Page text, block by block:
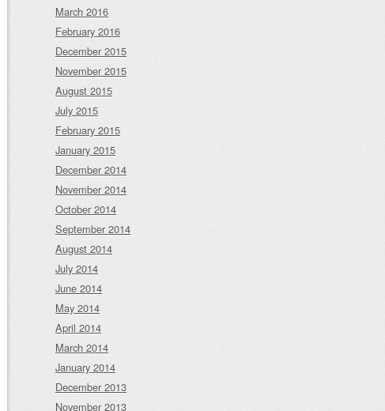
March 2016
February 2016
December 2015
November 2015
August 2015
July 2015
February 2015
January 2015
December 2014
November 2014
October 2014
September 2014
August 2014
July 2014
June 2014
May 2014
April 2014
March 2014
January 2014
December 2013
November 2013